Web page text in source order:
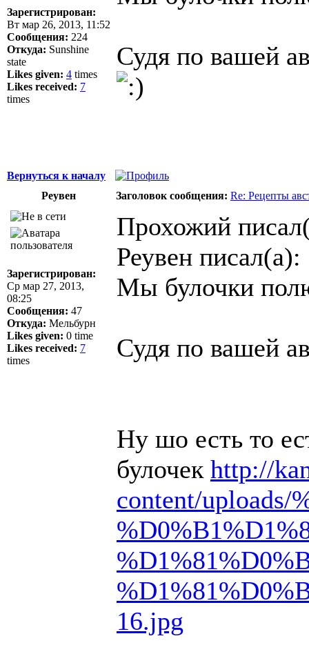
Зарегистрирован:
Вт мар 26, 2013, 11:52
Сообщения: 224
Откуда: Sunshine
state
Likes given: 4 times
Likes received: 7
times
Судя по вашей
Вернуться к началу
Реувен
Заголовок сообщения: Re: Рецепты
Зарегистрирован:
Ср мар 27, 2013,
08:25
Сообщения: 47
Откуда: Мельбурн
Likes given: 0 time
Likes received: 7
times
Прохожий
Реувен писал(а):
Мы булочки
Судя по вашей
Ну шо есть то
булочек http://
content/uploads/
16.jpg